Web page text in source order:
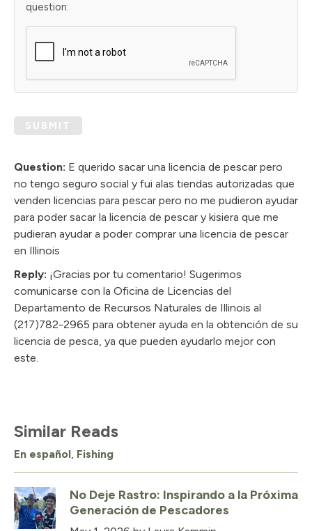
question:
SUBMIT
Question: E querido sacar una licencia de pescar pero
no tengo seguro social y fui alas tiendas autorizadas que
venden licencias para pescar pero no me pudieron ayudar
para poder sacar la licencia de pescar y kisiera que me
pudieran ayudar a poder comprar una licencia de pescar
en Illinois
Reply: ¡Gracias por tu comentario! Sugerimos
comunicarse con la Oficina de Licencias del
Departamento de Recursos Naturales de Illinois al
(217)782-2965 para obtener ayuda en la obtención de su
licencia de pesca, ya que pueden ayudarlo mejor con
este.
Similar Reads
En español, Fishing
No Deje Rastro: Inspirando a la Próxima
Generación de Pescadores